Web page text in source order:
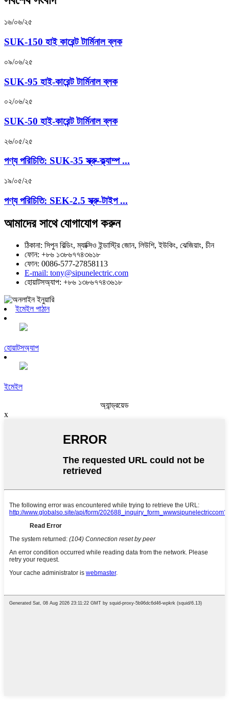
১৬/০৬/২৫
SUK-150 হাই কারেন্ট টার্মিনাল ব্লক
০৯/০৬/২৫
SUK-95 হাই-কারেন্ট টার্মিনাল ব্লক
০২/০৬/২৫
SUK-50 হাই-কারেন্ট টার্মিনাল ব্লক
২৬/০৫/২৫
পণ্য পরিচিতি: SUK-35 স্ক্রু-ক্ল্যাম্প ...
১৯/০৫/২৫
পণ্য পরিচিতি: SEK-2.5 স্ক্রু-টাইপ ...
আমাদের সাথে যোগাযোগ করুন
ঠিকানা: সিপুন বিল্ডিং, ম্যাক্সিও ইন্ডাস্ট্রি জোন, লিউশি, ইউকিং, ঝেজিয়াং, চীন
ফোন: +৮৬ ১৩৮৬৭৭৪৩৬১৮
ফোন: 0086-577-27858113
E-mail: tony@sipunelectric.com
হোয়াটসঅ্যাপ: +৮৬ ১৩৮৬৭৭৪৩৬১৮
ইমেইল পাঠান
হোয়াটসঅ্যাপ
ইমেইল
অ্যান্ড্রয়েড
x